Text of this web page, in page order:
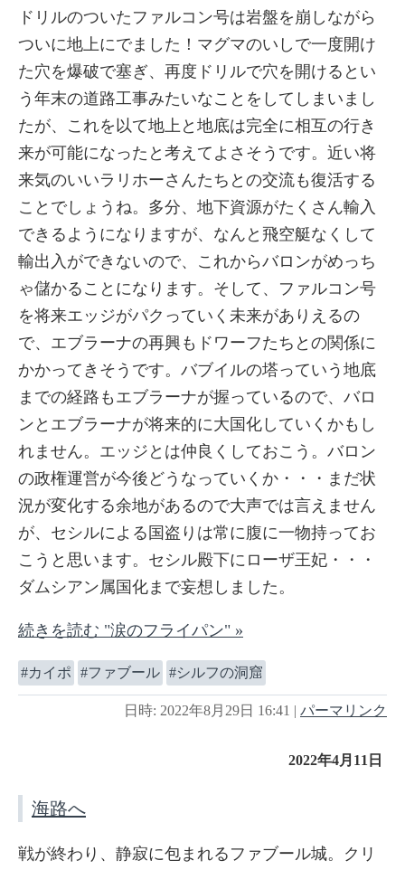
ドリルのついたファルコン号は岩盤を崩しながら
ついに地上にでました！マグマのいしで一度開け
た穴を爆破で塞ぎ、再度ドリルで穴を開けるとい
う年末の道路工事みたいなことをしてしまいまし
たが、これを以て地上と地底は完全に相互の行き
来が可能になったと考えてよさそうです。近い将
来気のいいラリホーさんたちとの交流も復活する
ことでしょうね。多分、地下資源がたくさん輸入
できるようになりますが、なんと飛空艇なくして
輸出入ができないので、これからバロンがめっち
ゃ儲かることになります。そして、ファルコン号
を将来エッジがパクっていく未来がありえるの
で、エブラーナの再興もドワーフたちとの関係に
かかってきそうです。バブイルの塔っていう地底
までの経路もエブラーナが握っているので、バロ
ンとエブラーナが将来的に大国化していくかもし
れません。エッジとは仲良くしておこう。バロン
の政権運営が今後どうなっていくか・・・まだ状
況が変化する余地があるので大声では言えません
が、セシルによる国盗りは常に腹に一物持ってお
こうと思います。セシル殿下にローザ王妃・・・
ダムシアン属国化まで妄想しました。
続きを読む "涙のフライパン" »
カイポ ファブール シルフの洞窟
日時: 2022年8月29日 16:41 | パーマリンク
2022年4月11日
海路へ
戦が終わり、静寂に包まれるファブール城。クリ